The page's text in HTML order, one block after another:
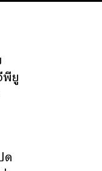
พียู
ด